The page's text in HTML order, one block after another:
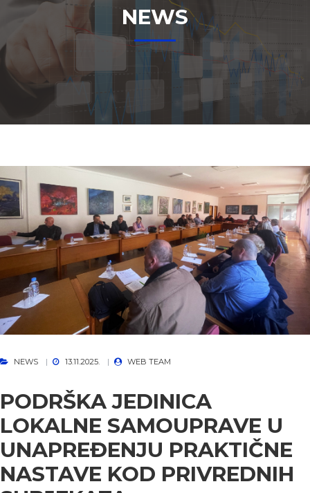
NEWS
NEWS 13.11.2025. WEB TEAM
PODRŠKA JEDINICA
LOKALNE SAMOUPRAVE U
UNAPREĐENJU PRAKTIČNE
NASTAVE KOD PRIVREDNIH